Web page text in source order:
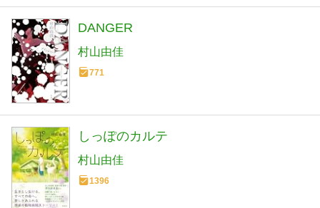
DANGER
村山由佳
771
しっぽのカルテ
村山由佳
1396